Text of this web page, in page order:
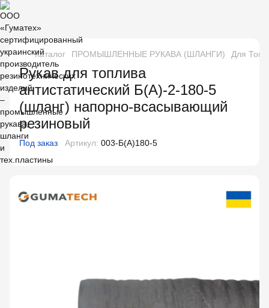
Каталог ПРОМЫШЛЕННЫЕ РУКАВА (ШЛАНГИ) Для
Рукав для топлива
антистатический Б(А)-2-180-5
(шланг) напорно-всасывающий
резиновый
Под заказ Артикул: 003-Б(А)180-5